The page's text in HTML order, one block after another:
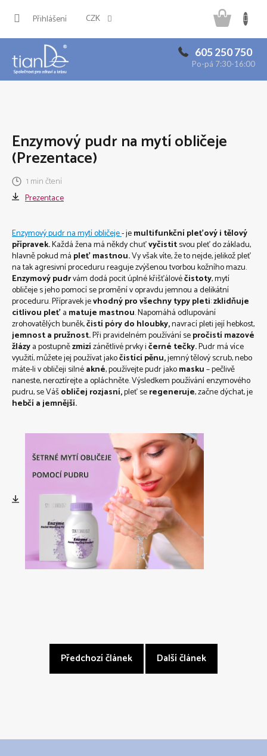
CZK
Přihlášení
605 250 750
Po-pá 7:30-16:00
košík
Enzymový pudr na mytí obličeje
(Prezentace)
1 min čtení
Prezentace
Enzymový pudr na mytí obličeje- jemultifunkční pleťový i tělový
přípravek.Každá žena má někdy chuťvyčistitsvou pleť do základu,
hlavně pokud má pleť mastnou.Vy však víte, že to nejde, jelikož pleť
na tak agresivní proceduru reaguje zvýšenou tvorbou kožního mazu.
Enzymový pudrvám dodá pocit úplné křišťálovéčistoty, mytí
obličeje s jeho pomocí se promění v opravdu jemnou a delikátní
proceduru. Přípravek jevhodný pro všechny typy pleti:zklidňuje
citlivou pleťa matuje mastnou. Napomáhá odlupování
zrohovatělých buněk,čistí póry do hloubky,navrací pleti její hebkost,
jemnost a pružnost.Při pravidelném používání sepročistí mazové
žlázya postupnězmizízánětlivé prvky ičerné tečky.Pudr má více
využití, můžete jej používat jakočistící pěnu,jemný tělový scrub, nebo
máte-li v obličeji silnéakné, používejte pudr jakomasku– pečlivě
naneste, neroztírejte a opláchněte. Výsledkem používání enzymového
pudru, se Vášobličej rozjasní,pleť seregeneruje, začne dýchat, je
hebčí a jemnější.
Předchozí článek Další článek